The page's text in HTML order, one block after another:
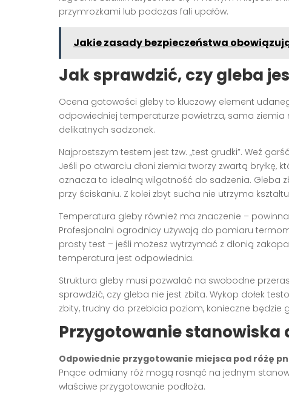
przymrozkami lub podczas fali upałów.
Jakie zasady bezpieczeństwa
Jak sprawdzić, czy gleba
Ocena gotowości gleby to kluczowy element
odpowiedniej temperaturze powietrza, sama
delikatnych sadzonek.
Najprostszym testem jest tzw. „test grudki”. Weź
Jeśli po otwarciu dłoni ziemia tworzy zwartą
oznacza to idealną wilgotność do sadzenia. Gleba
przy ściskaniu. Z kolei zbyt sucha nie utrzyma
Temperatura gleby również ma znaczenie –
Profesjonalni ogrodnicy używają do pomiaru
prosty test – jeśli możesz wytrzymać z dłonią
temperatura jest odpowiednia.
Struktura gleby musi pozwalać na swobodne
sprawdzić, czy gleba nie jest zbita. Wykop dołek
zbity, trudny do przebicia poziom, konieczne będzie
Przygotowanie stanowiska
Odpowiednie przygotowanie miejsca pod różę
Pnące odmiany róż mogą rosnąć na jednym
właściwe przygotowanie podłoża.